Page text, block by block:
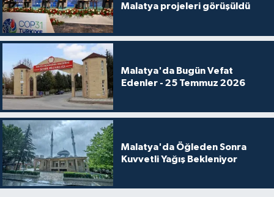
Malatya projeleri görüşüldü
Malatya'da Bugün Vefat
Edenler - 25 Temmuz 2026
Malatya'da Öğleden Sonra
Kuvvetli Yağış Bekleniyor